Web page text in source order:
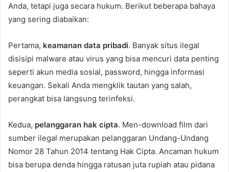
Anda, tetapi juga secara hukum. Berikut beberapa bahaya
yang sering diabaikan:
Pertama, keamanan data pribadi. Banyak situs ilegal
disisipi malware atau virus yang bisa mencuri data penting
seperti akun media sosial, password, hingga informasi
keuangan. Sekali Anda mengklik tautan yang salah,
perangkat bisa langsung terinfeksi.
Kedua, pelanggaran hak cipta. Men-download film dari
sumber ilegal merupakan pelanggaran Undang-Undang
Nomor 28 Tahun 2014 tentang Hak Cipta. Ancaman hukum
bisa berupa denda hingga ratusan juta rupiah atau pidana